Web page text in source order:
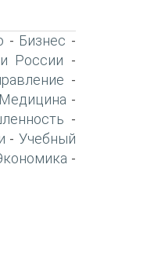
- Бизнес -
России -
-
Медицина -
-
-Учебный
-